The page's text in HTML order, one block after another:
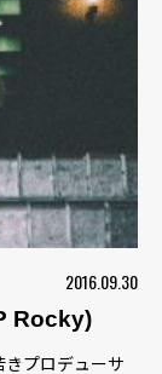
2016.09.30
Rocky)
プロデューサ